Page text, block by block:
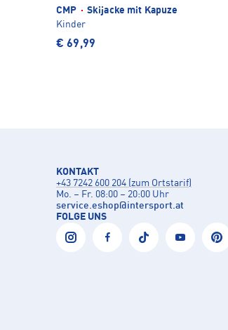
CMP · Skijacke mit Kapuze
Kinder
€ 69,99
KONTAKT
+43 7242 600 204 (zum Ortstarif)
Mo. – Fr. 08:00 – 20:00 Uhr
service.eshop@intersport.at
FOLGE UNS